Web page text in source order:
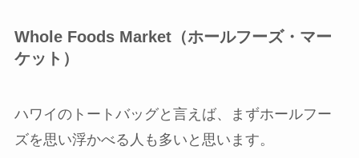
Whole Foods Market（ホールフーズ・マー
ケット）
ハワイのトートバッグと言えば、まずホールフー
ズを思い浮かべる人も多いと思います。